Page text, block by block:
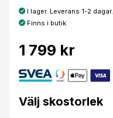
I lager. Leverans 1-2 dagar.
Finns i butik
1 799 kr
Välj skostorlek